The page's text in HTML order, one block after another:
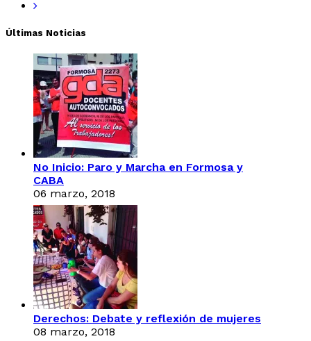
Últimas Noticias
No Inicio: Paro y Marcha en Formosa y
CABA
06 marzo, 2018
Derechos: Debate y reflexión de mujeres
08 marzo, 2018